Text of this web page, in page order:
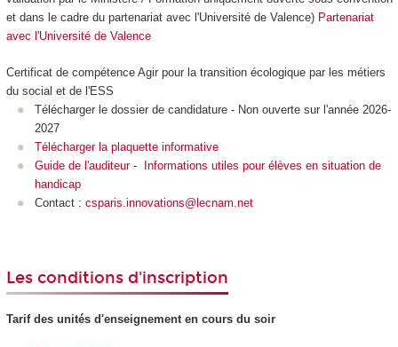
et dans le cadre du partenariat avec l'Université de Valence) Partenariat
avec l'Université de Valence
Certificat de compétence Agir pour la transition écologique par les métiers
du social et de l'ESS
Télécharger le dossier de candidature - Non ouverte sur l'année 2026-
2027
Télécharger la plaquette informative
Guide de l'auditeur-
Informations utiles pour élèves en situation de
handicap
Contact : csparis.innovations@lecnam.net
Les conditions d'inscription
Tarif des unités d'enseignement en cours du soir